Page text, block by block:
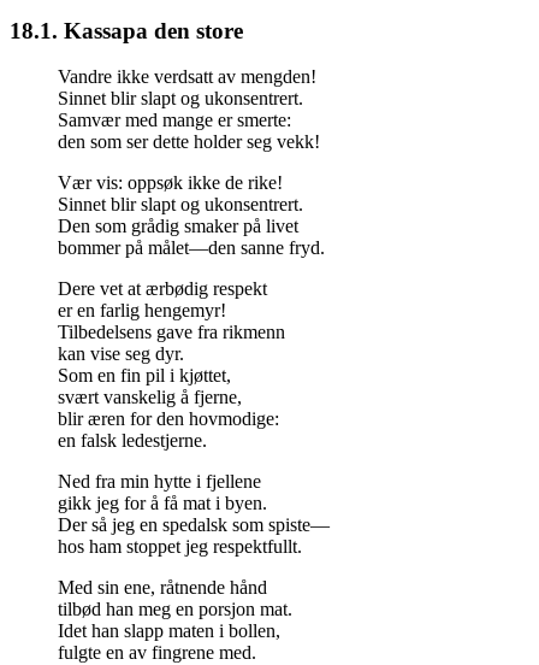
18.1. Kassapa den store
Vandre ikke verdsatt av mengden!
Sinnet blir slapt og ukonsentrert.
Samvær med mange er smerte:
den som ser dette holder seg vekk!
Vær vis: oppsøk ikke de rike!
Sinnet blir slapt og ukonsentrert.
Den som grådig smaker på livet
bommer på målet—den sanne fryd.
Dere vet at ærbødig respekt
er en farlig hengemyr!
Tilbedelsens gave fra rikmenn
kan vise seg dyr.
Som en fin pil i kjøttet,
svært vanskelig å fjerne,
blir æren for den hovmodige:
en falsk ledestjerne.
Ned fra min hytte i fjellene
gikk jeg for å få mat i byen.
Der så jeg en spedalsk som spiste—
hos ham stoppet jeg respektfullt.
Med sin ene, råtnende hånd
tilbød han meg en porsjon mat.
Idet han slapp maten i bollen,
fulgte en av fingrene med.